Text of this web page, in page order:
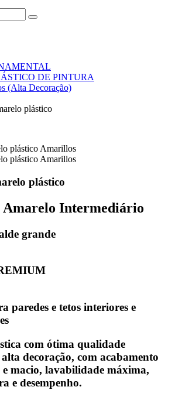
DE PINTURA
(Alta Decoração)
plástico
plástico
Intermediário
grande
paredes e tetos interiores e
com ótima qualidade
decoração, com acabamento
e macio, lavabilidade máxima,
e desempenho.